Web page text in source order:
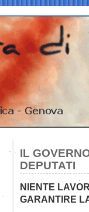
IL
DEPUTATI
NIENTE
GARANTIRE